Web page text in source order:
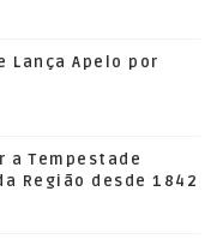
Lança Apelo por
a Tempestade
Região desde 1842